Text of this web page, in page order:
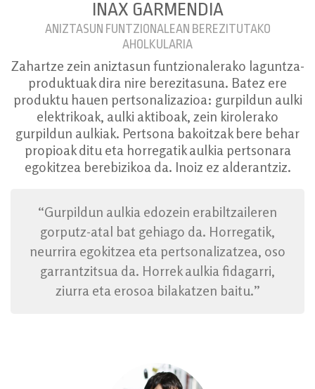
INAX GARMENDIA
ANIZTASUN FUNTZIONALEAN BEREZITUTAKO
AHOLKULARIA
Zahartze zein aniztasun funtzionalerako laguntza-
produktuak dira nire berezitasuna. Batez ere
produktu hauen pertsonalizazioa: gurpildun aulki
elektrikoak, aulki aktiboak, zein kirolerako
gurpildun aulkiak. Pertsona bakoitzak bere behar
propioak ditu eta horregatik aulkia pertsonara
egokitzea berebizikoa da. Inoiz ez alderantziz.
“Gurpildun aulkia edozein erabiltzaileren
gorputz-atal bat gehiago da. Horregatik,
neurrira egokitzea eta pertsonalizatzea, oso
garrantzitsua da. Horrek aulkia fidagarri,
ziurra eta erosoa bilakatzen baitu.”